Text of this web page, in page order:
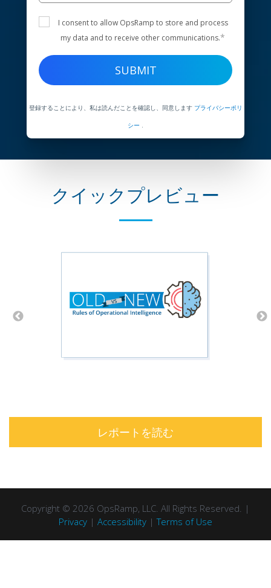
I consent to allow OpsRamp to store and process
my data and to receive other communications.*
登録することにより、私は読んだことを確認し、同意します プライバシーポリ
シー
クイックプレビュー
レポートを読む
Copyright © 2026 OpsRamp, LLC. All Rights Reserved. |
Privacy | Accessibility |Terms of Use